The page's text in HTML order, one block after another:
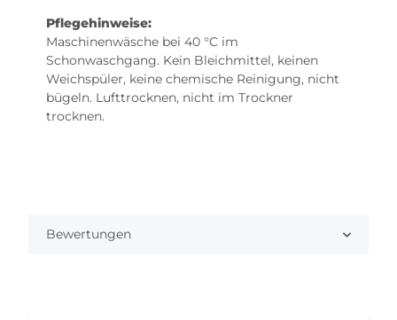
Pflegehinweise:
Maschinenwäsche bei 40 °C im
Schonwaschgang. Kein Bleichmittel, keinen
Weichspüler, keine chemische Reinigung, nicht
bügeln. Lufttrocknen, nicht im Trockner
trocknen.
Bewertungen